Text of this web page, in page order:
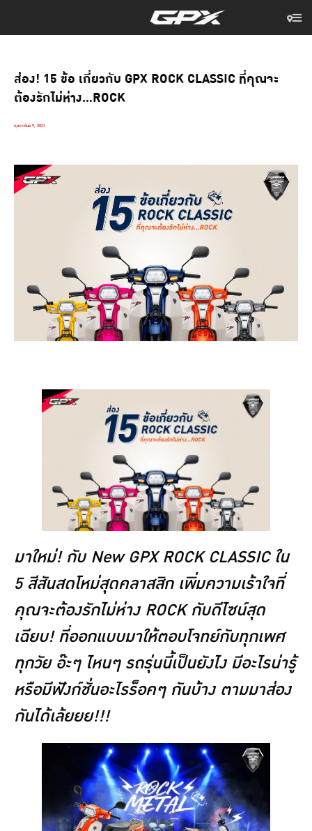
ส่อง! 15 ข้อ เกี่ยวกับ GPX ROCK CLASSIC ที่คุณจะ
ต้องรักไม่ห่าง…ROCK
กุมภาพันธ์ 9, 2021
มาใหม่! กับ New GPX ROCK CLASSIC ใน
5 สีสันสดโหม่สุดคลาสสิก เพิ่มความเร้าใจที่
คุณจะต้องรักไม่ห่าง ROCK กับดีไซน์สุด
เฉียบ! ที่ออกแบบมาให้ตอบโจทย์กับทุกเพศ
ทุกวัย อ๊ะๆ ไหนๆ รถรุ่นนี้เป็นยังไง มีอะไรน่ารู้
หรือมีฟังก์ชั่นอะไรร็อคๆ กันบ้าง ตามมาส่อง
กันได้เล้ยยย!!!